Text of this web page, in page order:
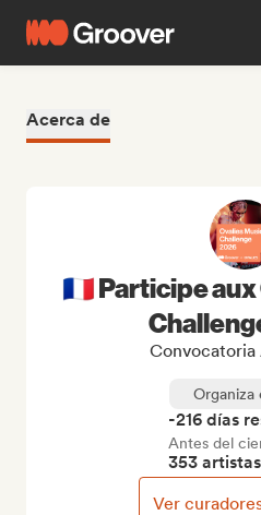
Acerca de
🇫🇷 Participe
Convocatoria
Organiza
-216 días
Antes del
353
Ver